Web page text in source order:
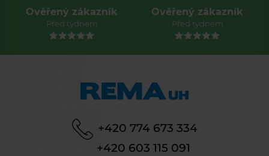
Ověřený zákazník
Před týdnem
Ověřený zákazník
Před týdnem
+420 774 673 334
+420 603 115 091